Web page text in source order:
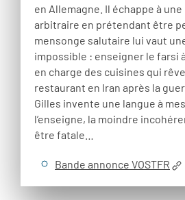
en Allemagne. Il échappe à
arbitraire en prétendant être
mensonge salutaire lui vaut
impossible : enseigner le farsi
en charge des cuisines qui
restaurant en Iran après la
Gilles invente une langue à
l’enseigne, la moindre
être fatale…
Bande annonce VOSTFR